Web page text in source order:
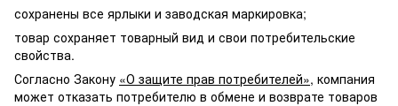
сохранены все ярлыки и заводская маркировка;
товар сохраняет товарный вид и свои потребительские
свойства.
Согласно Закону «О защите прав потребителей», компания
может отказать потребителю в обмене и возврате товаров